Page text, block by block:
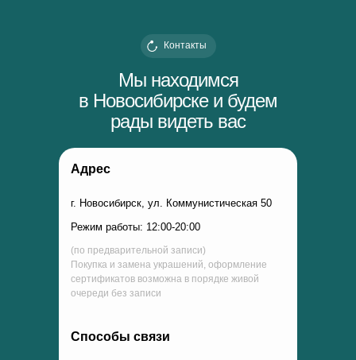
Мы находимся
в Новосибирске и будем
рады видеть вас
Контакты
Адрес
Способы связи
г. Новосибирск, ул. Коммунистическая 50
Режим работы: 12:00-20:00
(по предварительной записи)
Покупка и замена украшений, оформление
сертификатов возможна в порядке живой
очереди без записи